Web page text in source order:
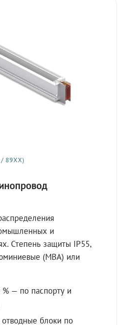
89XX)
и
Степень защиты IP55,
(МВА) или
— по паспорту и
блоки по